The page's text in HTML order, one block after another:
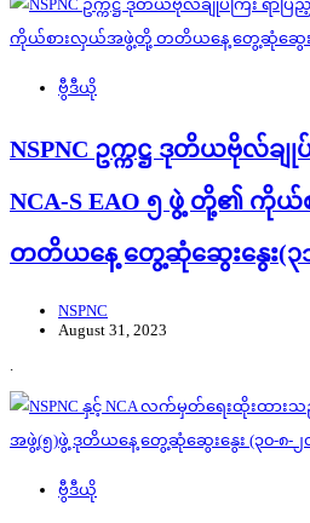
ဗွီဒီယို
NSPNC ဥက္ကဋ္ဌ ဒုတိယဗိုလ်ချု
NCA-S EAO ၅ ဖွဲ့ တို့၏
တတိယနေ့ တွေ့ဆုံဆွေးနွေး(၃၁
NSPNC
August 31, 2023
.
ဗွီဒီယို